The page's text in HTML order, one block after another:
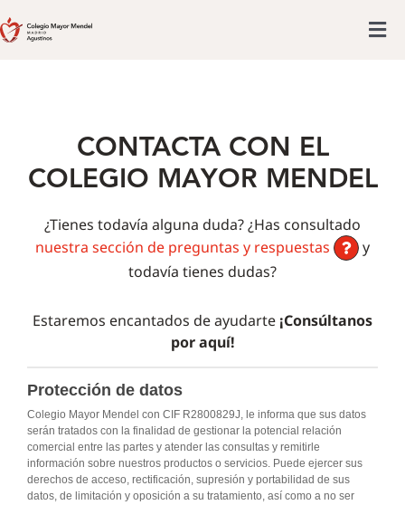
al
Admisiones
Posgrado
Actualidad
CONTACTA CON EL
COLEGIO MAYOR MENDEL
¿Tienes todavía alguna duda? ¿Has consultado
nuestra sección de preguntas y respuestas
y
todavía tienes dudas?
Estaremos encantados de ayudarte ¡Consúltanos
por aquí!
Protección de datos
Colegio Mayor Mendel con CIF R2800829J, le informa que sus datos
serán tratados con la finalidad de gestionar la potencial relación
comercial entre las partes y atender las consultas y remitirle
información sobre nuestros productos o servicios. Puede ejercer sus
derechos de acceso, rectificación, supresión y portabilidad de sus
datos, de limitación y oposición a su tratamiento, así como a no ser